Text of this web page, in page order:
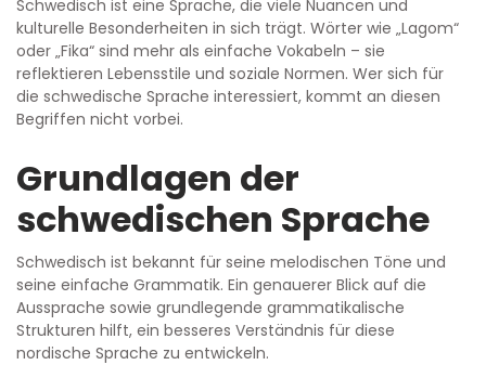
Schwedisch ist eine Sprache, die viele Nuancen und
kulturelle Besonderheiten in sich trägt. Wörter wie „Lagom“
oder „Fika“ sind mehr als einfache Vokabeln – sie
reflektieren Lebensstile und soziale Normen. Wer sich für
die schwedische Sprache interessiert, kommt an diesen
Begriffen nicht vorbei.
Grundlagen der
schwedischen Sprache
Schwedisch ist bekannt für seine melodischen Töne und
seine einfache Grammatik. Ein genauerer Blick auf die
Aussprache sowie grundlegende grammatikalische
Strukturen hilft, ein besseres Verständnis für diese
nordische Sprache zu entwickeln.